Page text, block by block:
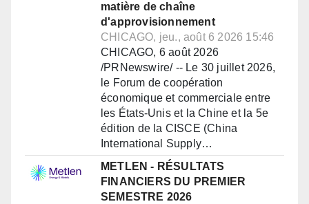
matière de chaîne
d'approvisionnement
CHICAGO, jeu., août 6 2026 15:46
CHICAGO, 6 août 2026
/PRNewswire/ -- Le 30 juillet 2026,
le Forum de coopération
économique et commerciale entre
les États-Unis et la Chine et la 5e
édition de la CISCE (China
International Supply…
METLEN - RÉSULTATS
FINANCIERS DU PREMIER
SEMESTRE 2026